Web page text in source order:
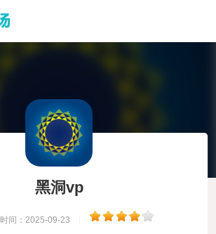
黑洞vp
时间：2025-09-23